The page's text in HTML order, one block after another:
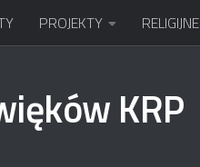
PROJEKTY RELIGIJNE
KRP